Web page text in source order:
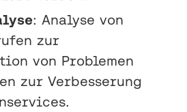
: Analyse von
zur
von Problemen
zur Verbesserung